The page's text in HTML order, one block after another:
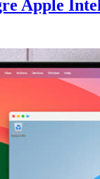
Apple